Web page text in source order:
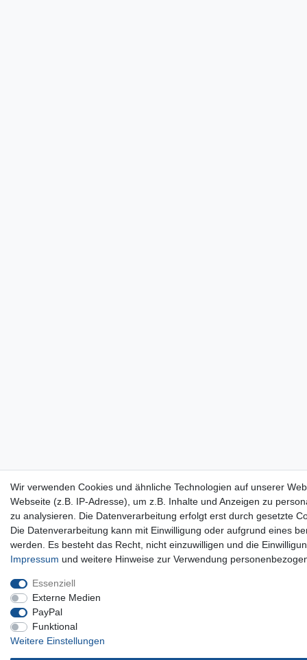
Wir verwenden Cookies und ähnliche Technologien auf unserer
Webseite (z.B. IP-Adresse), um z.B. Inhalte und Anzeigen zu
zu analysieren. Die Datenverarbeitung erfolgt erst durch gesetzte
Die Datenverarbeitung kann mit Einwilligung oder aufgrund eines
werden. Es besteht das Recht, nicht einzuwilligen und die
Impressum und weitere Hinweise zur Verwendung
Essenziell
Externe Medien
PayPal
Funktional
Weitere Einstellungen